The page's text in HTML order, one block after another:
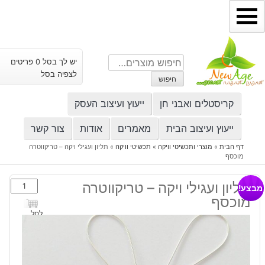
דילוג
לתוכן
חיפוש
עבור:
חיפוש
יש לך בסל 0 פריטים
לצפיה בסל
קריסטלים ואבני חן ייעוץ ועיצוב העסק
ייעוץ ועיצוב הבית מאמרים אודות צור קשר
דף הבית» מוצרי ותכשיטי וויקה» תכשיטי וויקה» תליון ועגילי ויקה – טריקווטרה
מוכסף
תליון ועגילי ויקה – טריקווטרה
מוכסף
כמות
של
תליון
לסל
מבצע!